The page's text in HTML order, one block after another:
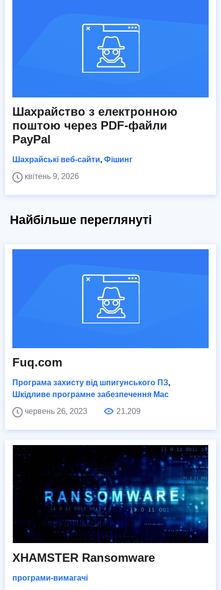
Шахрайство з електронною
поштою через PDF-файли
PayPal
Шахрайські веб-сайти, Фішинг
квітень 9, 2026
Найбільше переглянуті
Fuq.com
Програма захисту від шпигунського ПЗ,
Шкідливе програмне забезпечення Mac
червень 26, 2023
21,209
XHAMSTER Ransomware
програми-вимагачі